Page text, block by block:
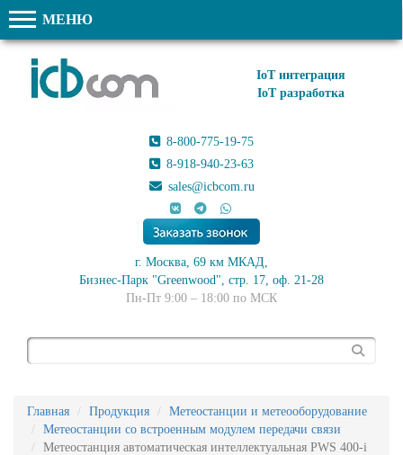
МЕНЮ
IoT интеграция
IoT разработка
8-800-775-19-75
8-918-940-23-63
sales@icbcom.ru
г. Москва, 69 км МКАД,
Бизнес-Парк "Greenwood", стр. 17, оф. 21-28
Пн-Пт 9:00 – 18:00 по МСК
Главная Продукция
Метеостанции и метеооборудование
Метеостанции со встроенным модулем передачи связи
Метеостанция автоматическая интеллектуальная PWS 400-i